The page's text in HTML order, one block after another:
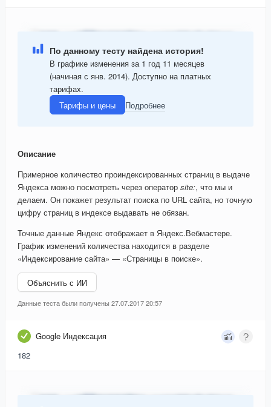
По данному тесту найдена история!
В графике изменения за 1 год 11 месяцев
(начиная с янв. 2014). Доступно на платных
тарифах.
Тарифы и цены
Подробнее
Описание
Примерное количество проиндексированных страниц в выдаче
Яндекса можно посмотреть через оператор site:, что мы и
делаем. Он покажет результат поиска по URL сайта, но точную
цифру страниц в индексе выдавать не обязан.
Точные данные Яндекс отображает в Яндекс.Вебмастере.
График изменений количества находится в разделе
«Индексирование сайта» — «Страницы в поиске».
Объяснить с ИИ
Данные теста были получены 27.07.2017 20:57
Google Индексация
182